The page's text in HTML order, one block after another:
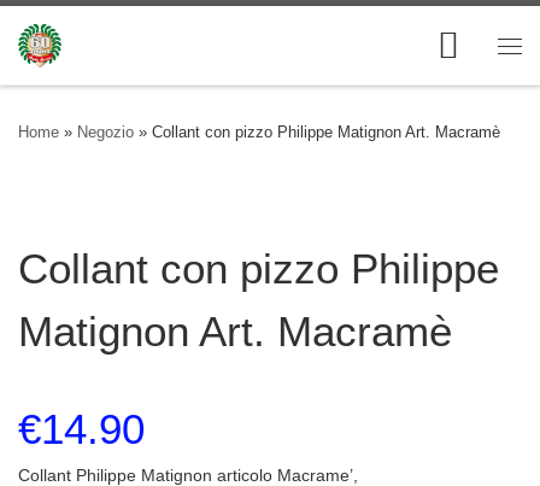
Skip to content
Home » Negozio » Collant con pizzo Philippe Matignon Art. Macramè
Collant con pizzo Philippe
Matignon Art. Macramè
€14.90
Collant Philippe Matignon articolo Macrame’,